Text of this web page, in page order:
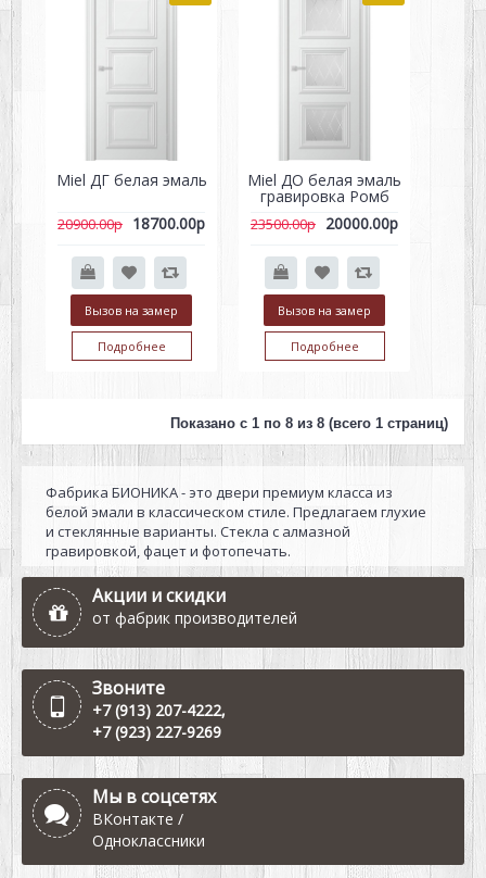
Miel ДГ белая эмаль
20900.00р 18700.00р
Вызов на замер
Подробнее
Miel ДО белая эмаль
гравировка Ромб
23500.00р 20000.00р
Вызов на замер
Подробнее
Показано с 1 по 8 из 8 (всего 1 страниц)
Фабрика БИОНИКА - это двери премиум класса из
белой эмали в классическом стиле. Предлагаем глухие
и стеклянные варианты. Стекла с алмазной
гравировкой, фацет и фотопечать.
Акции и скидки
от фабрик производителей
Звоните
+7 (913) 207-4222,
+7 (923) 227-9269
Мы в соцсетях
ВКонтакте /
Одноклассники